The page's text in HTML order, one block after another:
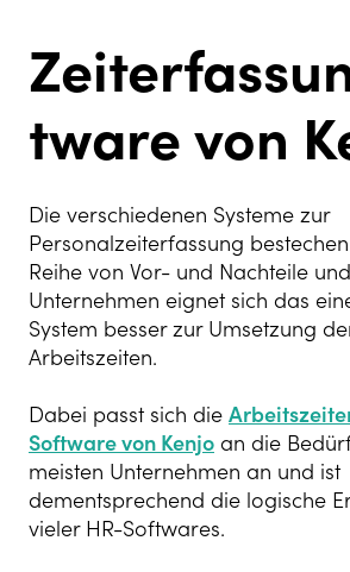
tware von
Die verschiedenen Systeme zur
Personalzeiterfassung
Reihe von Vor- und Nachteile
Unternehmen eignet sich das
System besser zur Umsetzung
Arbeitszeiten.
Dabei passt sich die
Software von Kenjo an die
meisten Unternehmen an und ist
dementsprechend die logische
vieler HR-Softwares.